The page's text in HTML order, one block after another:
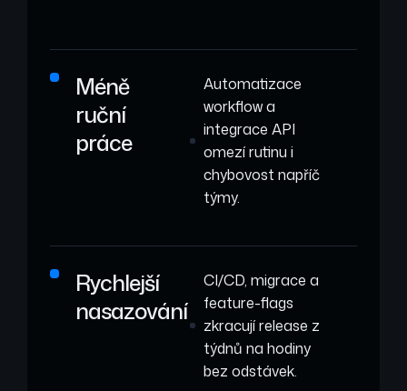
Méně
ruční
práce
Automatizace
workflow a
integrace API
omezí rutinu i
chybovost napříč
týmy.
Rychlejší
nasazování
CI/CD, migrace a
feature-flags
zkracují release z
týdnů na hodiny
bez odstávek.